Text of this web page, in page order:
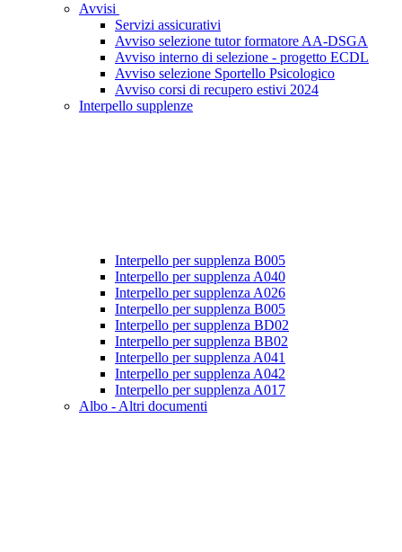
Avvisi
Servizi assicurativi
Avviso selezione tutor formatore AA-DSGA
Avviso interno di selezione - progetto ECDL
Avviso selezione Sportello Psicologico
Avviso corsi di recupero estivi 2024
Interpello supplenze
Interpello per supplenza B005
Interpello per supplenza A040
Interpello per supplenza A026
Interpello per supplenza B005
Interpello per supplenza BD02
Interpello per supplenza BB02
Interpello per supplenza A041
Interpello per supplenza A042
Interpello per supplenza A017
Albo - Altri documenti